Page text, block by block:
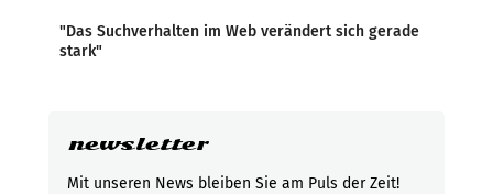
"Das Suchverhalten im Web verändert sich gerade
stark"
newsletter
Mit unseren News bleiben Sie am Puls der Zeit!